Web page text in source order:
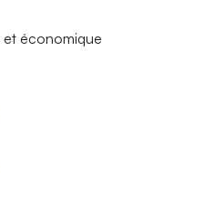
et économique